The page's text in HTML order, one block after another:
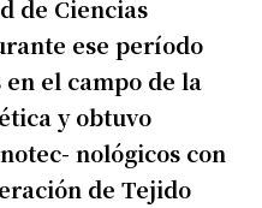
de Ciencias
ese período
el campo de la
y obtuvo
nológicos con
de Tejido